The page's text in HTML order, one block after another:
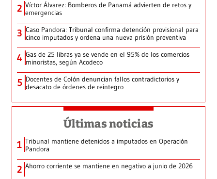
2 Víctor Álvarez: Bomberos de Panamá advierten de retos y
emergencias
3 Caso Pandora: Tribunal confirma detención provisional para
cinco imputados y ordena una nueva prisión preventiva
4 Gas de 25 libras ya se vende en el 95% de los comercios
minoristas, según Acodeco
5 Docentes de Colón denuncian fallos contradictorios y
desacato de órdenes de reintegro
Últimas noticias
1 Tribunal mantiene detenidos a imputados en Operación
Pandora
2 Ahorro corriente se mantiene en negativo a junio de 2026